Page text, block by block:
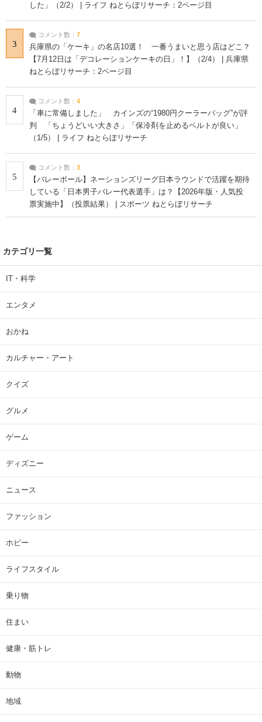
した」（2/2） | ライフ ねとらぼリサーチ：2ページ目
3
コメント数： 7
兵庫県の「ケーキ」の名店10選！ 一番うまいと思う店はどこ？
【7月12日は「デコレーションケーキの日」！】（2/4） | 兵庫県
ねとらぼリサーチ：2ページ目
4
コメント数： 4
「車に常備しました」 カインズの“1980円クーラーバッグ”が評
判 「ちょうどいい大きさ」「保冷剤を止めるベルトが良い」
（1/5） | ライフ ねとらぼリサーチ
5
コメント数： 3
【バレーボール】ネーションズリーグ日本ラウンドで活躍を期待
している「日本男子バレー代表選手」は？【2026年版・人気投
票実施中】（投票結果） | スポーツ ねとらぼリサーチ
カテゴリ一覧
IT・科学
エンタメ
おかね
カルチャー・アート
クイズ
グルメ
ゲーム
ディズニー
ニュース
ファッション
ホビー
ライフスタイル
乗り物
住まい
健康・筋トレ
動物
地域